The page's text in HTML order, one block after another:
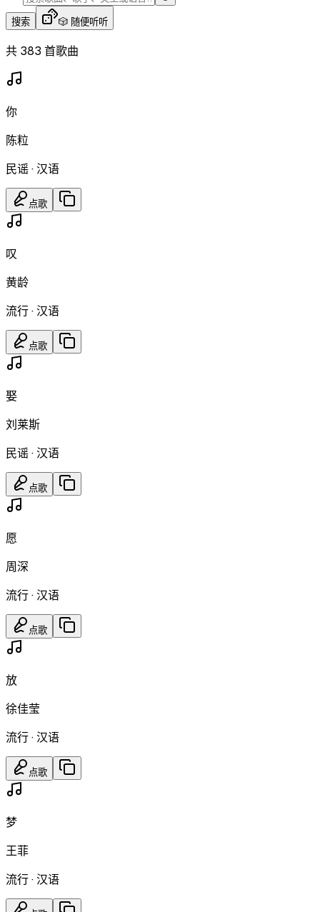
搜索 🎲 随便听听
共 383 首歌曲
你
陈粒
民谣·汉语
点歌
叹
黄龄
流行·汉语
点歌
娶
刘莱斯
民谣·汉语
点歌
愿
周深
流行·汉语
点歌
放
徐佳莹
流行·汉语
点歌
梦
王菲
流行·汉语